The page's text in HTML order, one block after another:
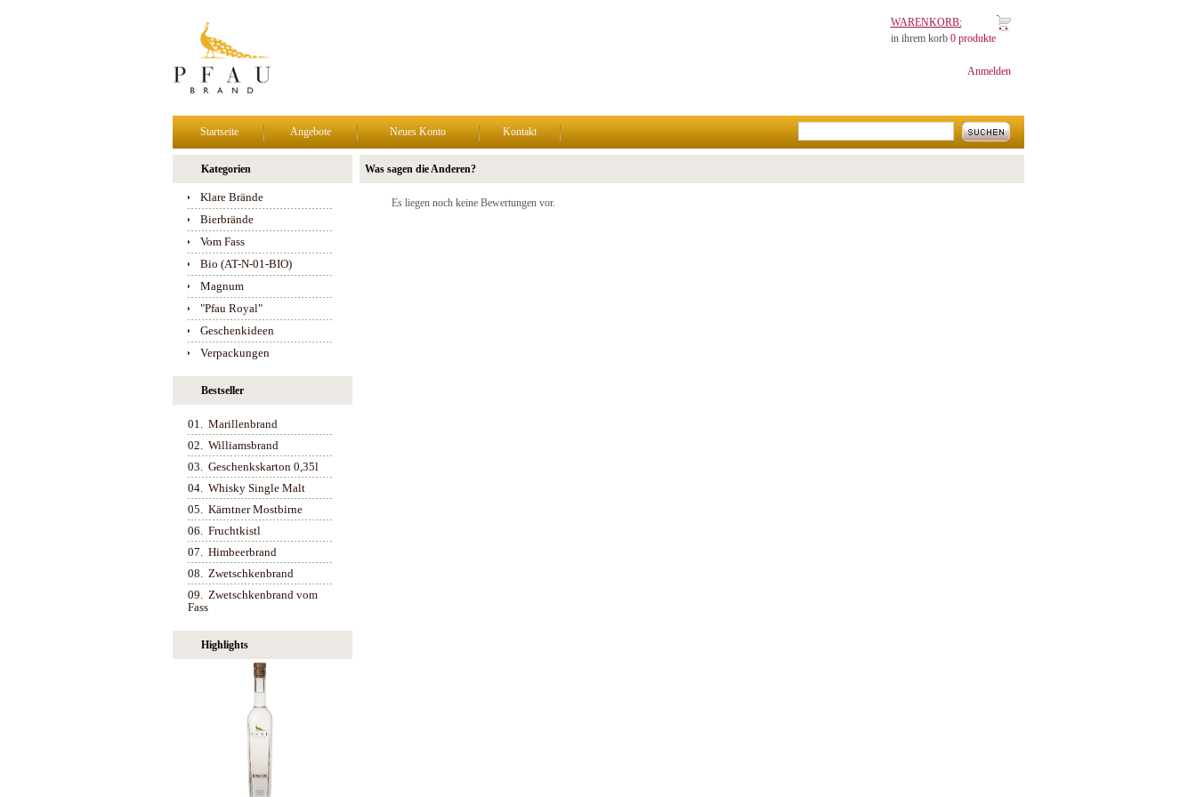
WARENKORB:
in ihrem korb 0 produkte
Anmelden
Startseite Angebote Neues Konto Kontakt
Kategorien
Klare Brände
Bierbrände
Vom Fass
Bio (AT-N-01-BIO)
Magnum
"Pfau Royal"
Geschenkideen
Verpackungen
Bestseller
01. Marillenbrand
02. Williamsbrand
03. Geschenkskarton 0,35l
04. Whisky Single Malt
05. Kärntner Mostbirne
06. Fruchtkistl
07. Himbeerbrand
08. Zwetschkenbrand
09. Zwetschkenbrand vom
Fass
Highlights
Was sagen die Anderen?
Es liegen noch keine Bewertungen vor.